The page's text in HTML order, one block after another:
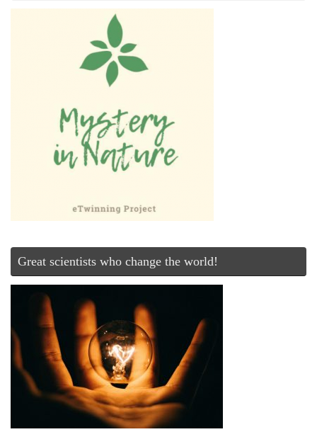
Great scientists who change the world!